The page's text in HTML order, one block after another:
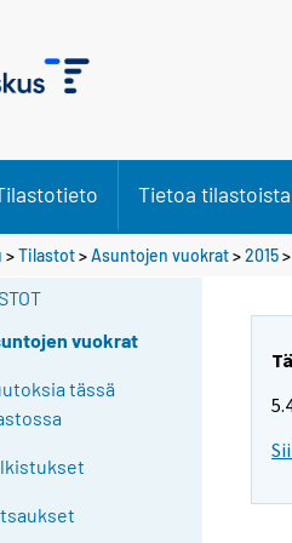
Tietoa tilastoista
>Tilastot>Asuntojen vuokrat>2015>
vuokrat
tässä